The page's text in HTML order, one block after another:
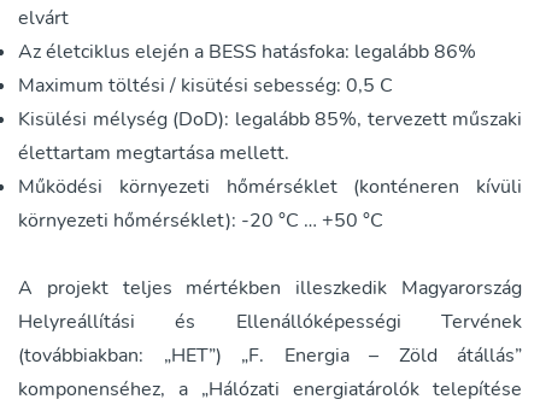
elvárt
Az életciklus elején a BESS hatásfoka: legalább 86%
Maximum töltési / kisütési sebesség: 0,5 C
Kisülési mélység (DoD): legalább 85%, tervezett műszaki
élettartam megtartása mellett.
Működési környezeti hőmérséklet (konténeren kívüli
környezeti hőmérséklet): -20 °C … +50 °C
A projekt teljes mértékben illeszkedik Magyarország
Helyreállítási és Ellenállóképességi Tervének
(továbbiakban: „HET”) „F. Energia – Zöld átállás”
komponenséhez, a „Hálózati energiatárolók telepítése